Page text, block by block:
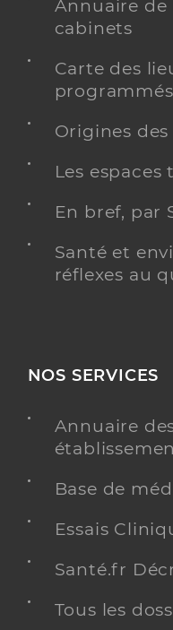
Annuaire de
cabinets
Carte des
programmés
Origines
Les
En bref, par
Santé et
réflexes au
NOS SERVICES
Annuaire
Base de
Essais
Santé.fr
Tous les